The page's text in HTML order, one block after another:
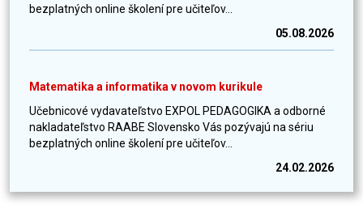
bezplatných online školení pre učiteľov...
05.08.2026
Matematika a informatika v novom kurikule
Učebnicové vydavateľstvo EXPOL PEDAGOGIKA a odborné
nakladateľstvo RAABE Slovensko Vás pozývajú na sériu
bezplatných online školení pre učiteľov...
24.02.2026